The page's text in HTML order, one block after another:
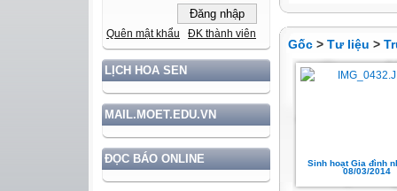
Quên mật khẩu ĐK thành viên
LỊCH HOA SEN
MAIL.MOET.EDU.VN
ĐỌC BÁO ONLINE
Gốc > Tư liệu >
Sinh hoạt Gia đình
08/03/2014